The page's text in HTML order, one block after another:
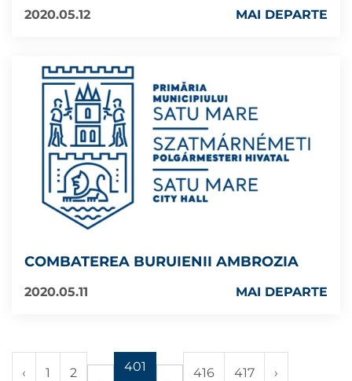
2020.05.12 MAI DEPARTE
COMBATEREA BURUIENII AMBROZIA
2020.05.11 MAI DEPARTE
‹ 1 2 401 416 417 ›